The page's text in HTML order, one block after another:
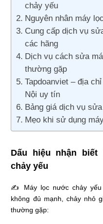
chảy yếu
Nguyên nhân máy
Cung cấp dịch vụ
các hãng
Dịch vụ cách sửa
thường gặp
Tapdoanviet – địa
Nội uy tín
Bảng giá dịch vụ
Mẹo khi sử dụng
Dấu hiệu nhận
chảy yếu
✍ Máy lọc nước chảy yếu
không đủ mạnh, chảy nhỏ
thường gặp: